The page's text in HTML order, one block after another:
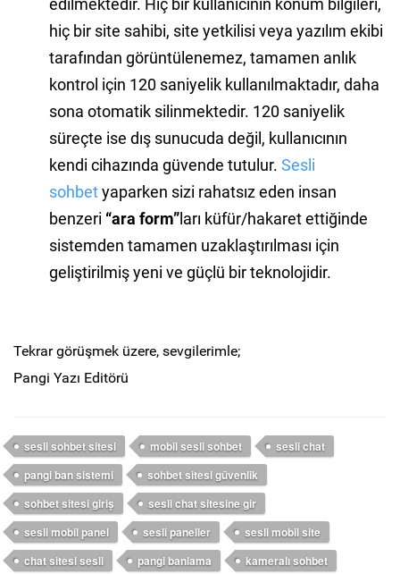
edilmektedir. Hiç bir kullanıcının konum bilgileri,
hiç bir site sahibi, site yetkilisi veya yazılım ekibi
tarafından görüntülenemez, tamamen anlık
kontrol için 120 saniyelik kullanılmaktadır, daha
sona otomatik silinmektedir. 120 saniyelik
süreçte ise dış sunucuda değil, kullanıcının
kendi cihazında güvende tutulur. Sesli
sohbet yaparken sizi rahatsız eden insan
benzeri “ara form” ları küfür/hakaret ettiğinde
sistemden tamamen uzaklaştırılması için
geliştirilmiş yeni ve güçlü bir teknolojidir.
Tekrar görüşmek üzere, sevgilerimle;
Pangi Yazı Editörü
sesli sohbet sitesi mobil sesli sohbet
sesli chat
pangi ban sistemi
sohbet sitesi güvenlik
sohbet sitesi giriş
sesli chat sitesine gir
sesli mobil panel
sesli paneller
sesli mobil site
chat sitesi sesli
pangi banlama kameralı sohbet